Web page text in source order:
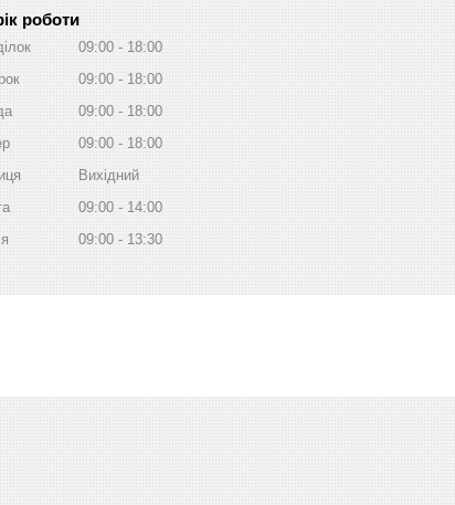
роботи
09:00
18:00
09:00
18:00
09:00
18:00
09:00
18:00
Вихідний
09:00
14:00
09:00 13:30